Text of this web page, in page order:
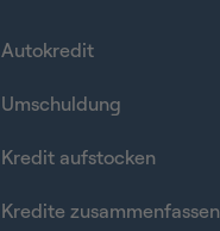
Autokredit
Umschuldung
Kredit aufstocken
Kredite zusammenfassen